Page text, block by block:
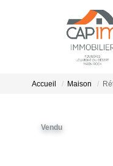
Accueil Maison
Vendu